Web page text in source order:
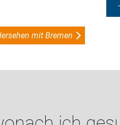
mit Bremen